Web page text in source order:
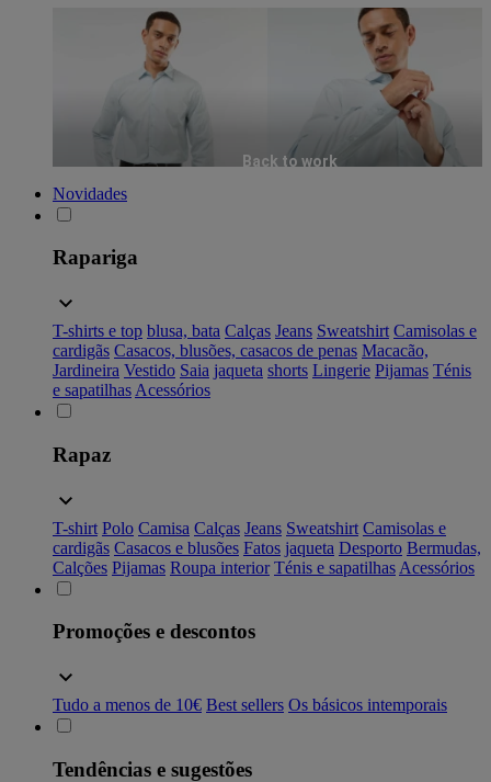
Back to work
Novidades
Rapariga
T-shirts e top blusa, bata Calças Jeans Sweatshirt Camisolas e
cardigãs Casacos, blusões, casacos de penas Macacão,
Jardineira Vestido Saia jaqueta shorts Lingerie Pijamas Ténis
e sapatilhas Acessórios
Rapaz
T-shirt Polo Camisa Calças Jeans Sweatshirt Camisolas e
cardigãs Casacos e blusões Fatos jaqueta Desporto Bermudas,
Calções Pijamas Roupa interior Ténis e sapatilhas Acessórios
Promoções e descontos
Tudo a menos de 10€ Best sellers Os básicos intemporais
Tendências e sugestões